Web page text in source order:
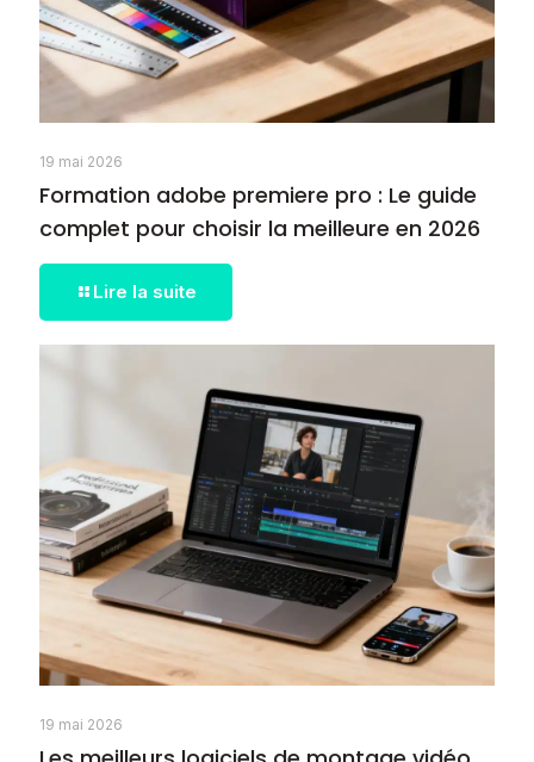
19 mai 2026
Formation adobe premiere pro : Le guide
complet pour choisir la meilleure en 2026
Lire la suite
19 mai 2026